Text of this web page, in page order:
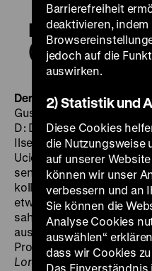
Der Kaplan von
(Mea Culpa)
Der Kaplan von San
Gustav Ucicky, B: Kurt E.
D: Dieter Borsche, Willy
Ilse Steppat, 97‘ ·35mm
Ucicky gehörte zu jenen
sendungsbewusster mit
kollaboriert hatten und
etwas dringlicher als der
sahen, sich offensiv mit
auseinanderzusetzen.
Programm – auch wenn es
Lorenzovor allem darum
Barrierefreiheit
deaktivieren, indem
jedoch auf die
auswirken.
2) Statistik und
Diese Cookies
die Nutzungsweise
auf unserer
können wir unser
verbessern und an
Sie können die
Analyse Cookies
auswählen“
dass wir Cookies
Das